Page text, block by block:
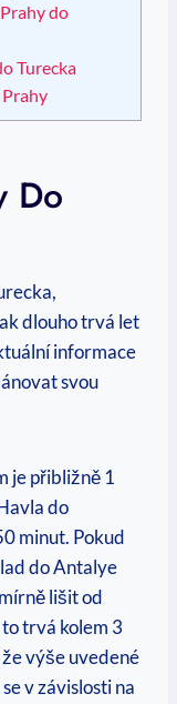
do
Turecka
Do
dlouho trvá let
informace
svou
je přibližně 1
do
minut. Pokud
do Antalye
lišit od
trvá kolem 3
výše uvedené
v závislosti na